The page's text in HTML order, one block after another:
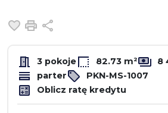
Dodaj do ulubionych
Drukuj
3 pokoje 82.73 m² 8
parter
PKN-MS-1007
Oblicz ratę kredytu